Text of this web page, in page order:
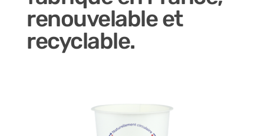
fabriqué en France,
renouvelable et